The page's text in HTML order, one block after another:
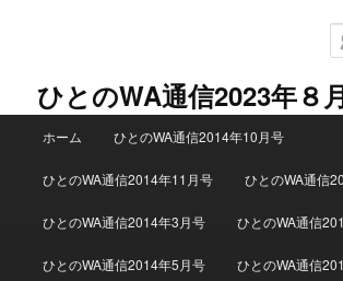
ひとのWA通信2023年８
メインコンテンツへ移動
サブコンテンツへ移動
ホーム ひとのWA通信2014年10月号
ひとのWA通信2014年11月号 ひとのWA通信
ひとのWA通信2014年3月号 ひとのWA通信
ひとのWA通信2014年5月号 ひとのWA通信